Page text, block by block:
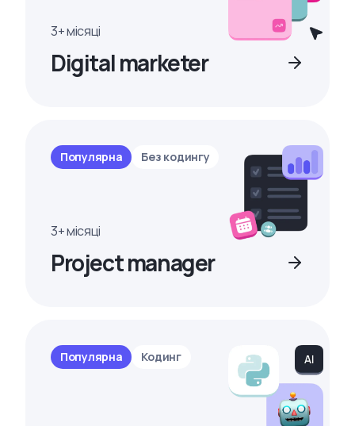
3+ місяці
Digital marketer
Популярна Без кодингу
3+ місяці
Project manager
Популярна Кодинг